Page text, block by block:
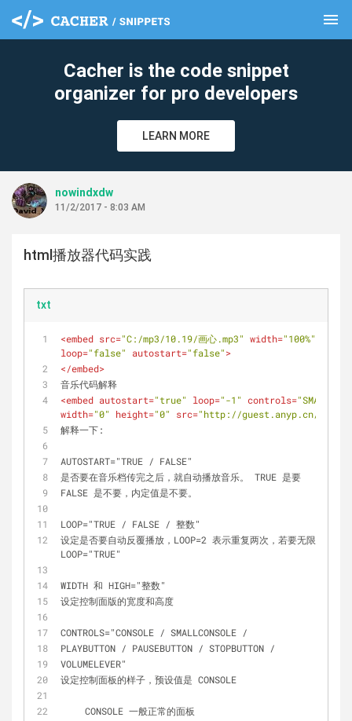
menu
Cacher is the code snippet
organizer for pro developers
LEARN MORE
nowindxdw
11/2/2017 - 8:03 AM
html播放器代码实践
txt
<embed src="C:/mp3/10.19/画心.mp3" width="100%"
loop="false" autostart="false">
</embed>
音乐代码解释
<embed autostart="true" loop="-1" controls=
width="0" height="0" src="http://guest.anyp.cn/
解释一下:
AUTOSTART="TRUE / FALSE"
是否要在音乐档传完之后，就自动播放音乐。 TRUE 是要
FALSE 是不要，内定值是不要。
LOOP="TRUE / FALSE / 整数"
设定是否要自动反覆播放，LOOP=2 表示重复两次，若要无限次重复
LOOP="TRUE"
WIDTH 和 HIGH="整数"
设定控制面版的宽度和高度
CONTROLS="CONSOLE / SMALLCONSOLE /
PLAYBUTTON / PAUSEBUTTON / STOPBUTTON /
VOLUMELEVER"
设定控制面板的样子，预设值是 CONSOLE
CONSOLE 一般正常的面板
clear